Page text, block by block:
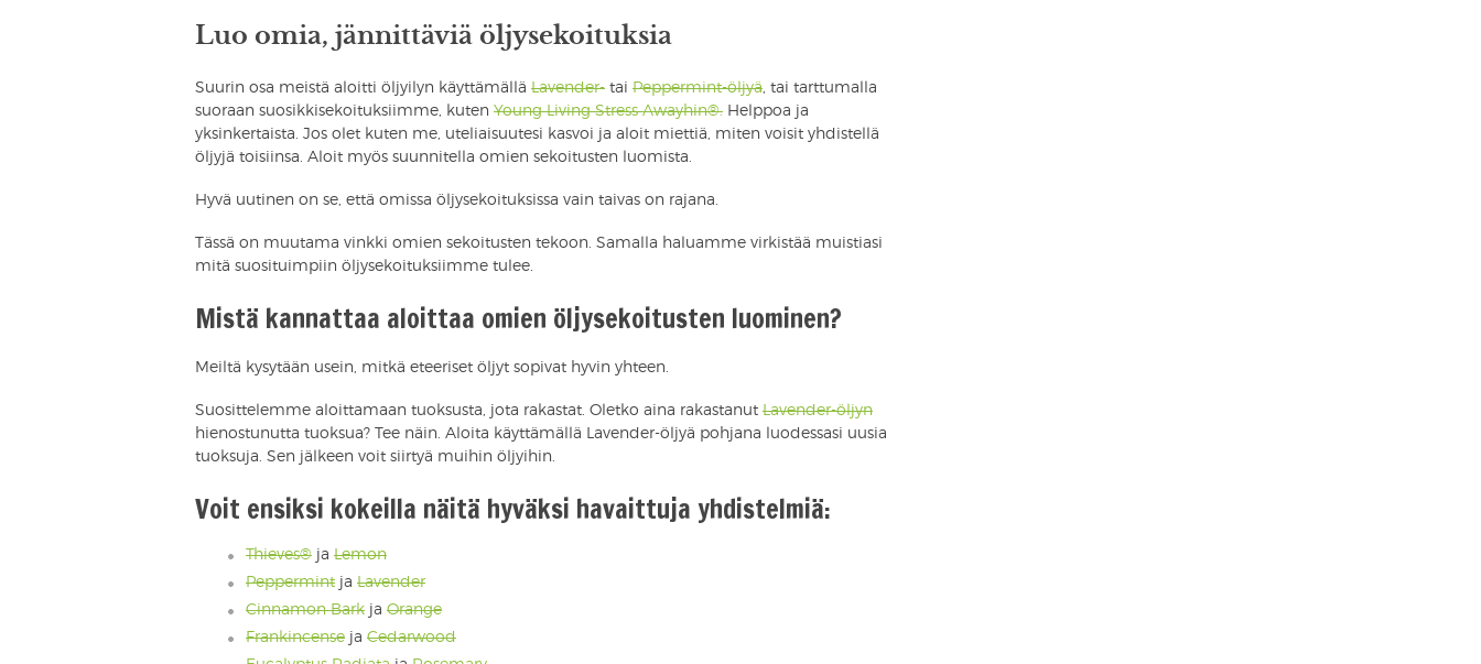
Luo omia, jännittäviä öljysekoituksia
Suurin osa meistä aloitti öljyilyn käyttämällä Lavender- tai Peppermint-öljyä, tai tarttumalla
suoraan suosikkisekoituksiimme, kuten Young Living Stress Awayhin®. Helppoa ja
yksinkertaista. Jos olet kuten me, uteliaisuutesi kasvoi ja aloit miettiä, miten voisit yhdistellä
öljyjä toisiinsa. Aloit myös suunnitella omien sekoitusten luomista.
Hyvä uutinen on se, että omissa öljysekoituksissa vain taivas on rajana.
Tässä on muutama vinkki omien sekoitusten tekoon. Samalla haluamme virkistää muistiasi
mitä suosituimpiin öljysekoituksiimme tulee.
Mistä kannattaa aloittaa omien öljysekoitusten luominen?
Meiltä kysytään usein, mitkä eteeriset öljyt sopivat hyvin yhteen.
Suosittelemme aloittamaan tuoksusta, jota rakastat. Oletko aina rakastanut Lavender-öljyn
hienostunutta tuoksua? Tee näin. Aloita käyttämällä Lavender-öljyä pohjana luodessasi uusia
tuoksuja. Sen jälkeen voit siirtyä muihin öljyihin.
Voit ensiksi kokeilla näitä hyväksi havaittuja yhdistelmiä:
Thieves® ja Lemon
Peppermint ja Lavender
Cinnamon Bark ja Orange
Frankincense ja Cedarwood